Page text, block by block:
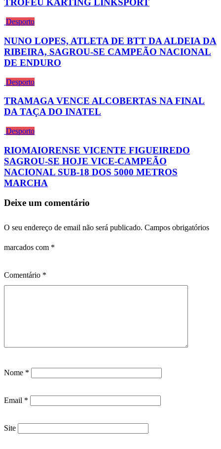
TROFÉU KARTING LINKSPORT
Desporto
NUNO LOPES, ATLETA DE BTT DA ALDEIA DA
RIBEIRA, SAGROU-SE CAMPEÃO NACIONAL
DE ENDURO
Desporto
TRAMAGA VENCE ALCOBERTAS NA FINAL
DA TAÇA DO INATEL
Desporto
RIOMAIORENSE VICENTE FIGUEIREDO
SAGROU-SE HOJE VICE-CAMPEÃO
NACIONAL SUB-18 DOS 5000 METROS
MARCHA
Deixe um comentário
O seu endereço de email não será publicado. Campos obrigatórios
marcados com *
Comentário *
Nome *
Email *
Site